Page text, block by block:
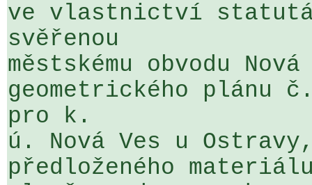
ve vlastnictví
svěřenou
městskému obvodu
geometrického plánu
pro k.
ú. Nová Ves u
předloženého